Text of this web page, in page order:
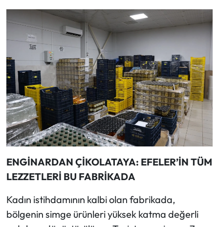
ENGİNARDAN ÇİKOLATAYA: EFELER’İN TÜM
LEZZETLERİ BU FABRİKADA
Kadın istihdamının kalbi olan fabrikada,
bölgenin simge ürünleri yüksek katma değerli